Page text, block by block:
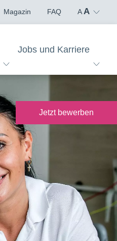
Magazin FAQ A A
Jobs und Karriere
Jetzt über das
bewerben